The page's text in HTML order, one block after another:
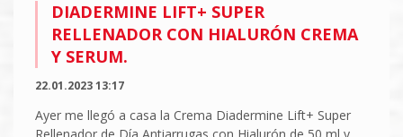
DIADERMINE LIFT+ SUPER
RELLENADOR CON HIALURÓN CREMA
Y SERUM.
22.01.2023 13:17
Ayer me llegó a casa la Crema Diadermine Lift+ Super